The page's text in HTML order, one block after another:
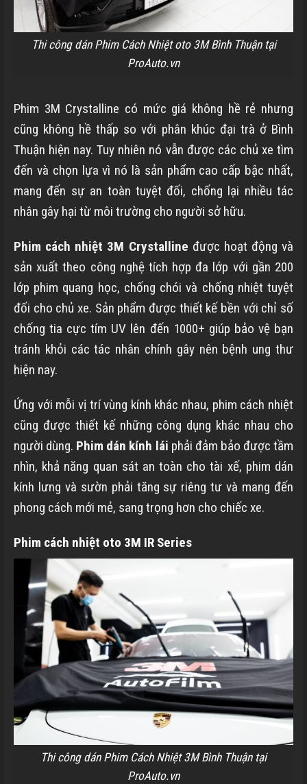
Thi công dán Phim Cách Nhiệt oto 3M Bình Thuận tại
ProAuto.vn
Phim 3M Crystalline có mức giá không hề rẻ nhưng
cũng không hề thấp so với phân khúc đại trà ở Bình
Thuận hiện nay. Tuy nhiên nó vẫn được các chủ xe tìm
đến và chọn lựa vì nó là sản phẩm cao cấp bậc nhất,
mang đến sự an toàn tuyệt đối, chống lại nhiều tác
nhân gây hại từ môi trường cho người sở hữu.
Phim cách nhiệt 3M Crystalline được hoạt động và
sản xuất theo công nghệ tích hợp đa lớp với gần 200
lớp phim quang học, chống chói và chống nhiệt tuyệt
đối cho chủ xe. Sản phẩm được thiết kế bền với chỉ số
chống tia cực tím UV lên đến 1000+ giúp bảo vệ bạn
tránh khỏi các tác nhân chính gây nên bệnh ung thư
hiện nay.
Ứng với mỗi vị trí vùng kính khác nhau, phim cách nhiệt
cũng được thiết kế những công dụng khác nhau cho
người dùng. Phim dán kính lái phải đảm bảo được tầm
nhìn, khả năng quan sát an toàn cho tài xế, phim dán
kính lưng và sườn phải tăng sự riêng tư và mang đến
phong cách mới mẻ, sang trọng hơn cho chiếc xe.
Phim cách nhiệt oto 3M IR Series
Thi công dán Phim Cách Nhiệt 3M Bình Thuận tại
ProAuto.vn